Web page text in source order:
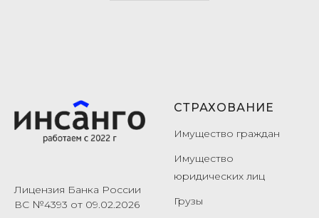
Лицензия Банка России
ВС №4393 от 09.02.2026
СТРАХОВАНИЕ
Имущество граждан
Имущество
юридических лиц
Грузы